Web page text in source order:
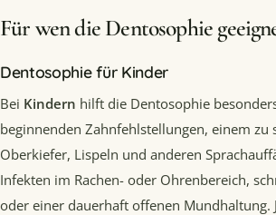
Für wen die Dentosophie
Dentosophie für Kinder
Bei Kindern hilft die Dentosophie
beginnenden Zahnfehlstellungen, einem zu
Oberkiefer, Lispeln und anderen
Infekten im Rachen- oder Ohrenbereich,
oder einer dauerhaft offenen Mundhaltung.